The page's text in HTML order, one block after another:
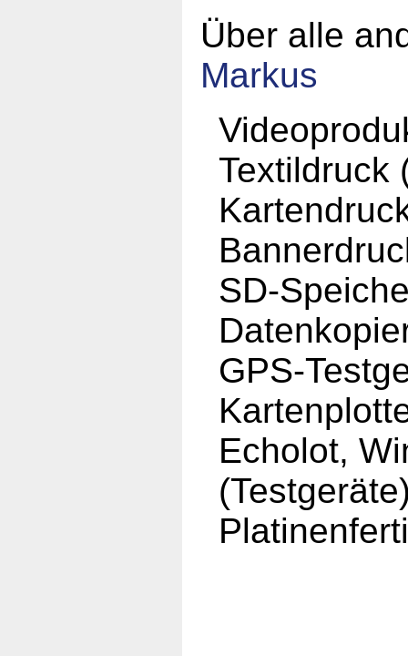
Über alle
Markus
Textildruck
SD-
GPS-
Echolot,